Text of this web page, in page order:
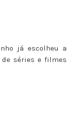
já escolheu a
de séries e filmes